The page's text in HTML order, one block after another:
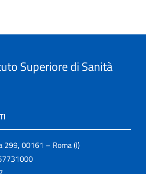
Superiore di Sanità
299, 00161 – Roma (I)